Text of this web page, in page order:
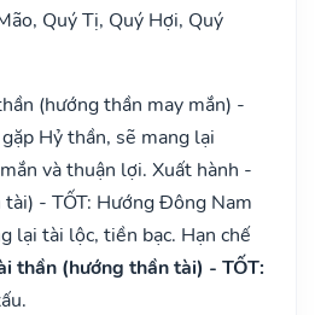
Quý Tị, Quý Hợi, Quý
(hướng thần may mắn) -
Hỷ thần, sẽ mang lại
và thuận lợi. Xuất hành -
- TỐT: Hướng Đông Nam
lại tài lộc, tiền bạc. Hạn chế
thần (hướng thần tài) - TỐT: